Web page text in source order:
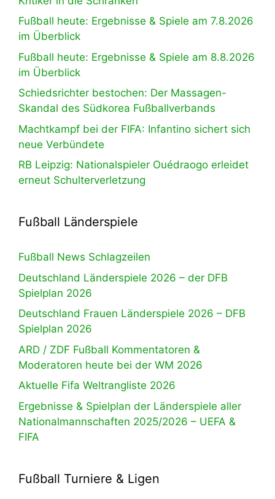
Fußball heute: Ergebnisse & Spiele am 7.8.2026
im Überblick
Fußball heute: Ergebnisse & Spiele am 8.8.2026
im Überblick
Schiedsrichter bestochen: Der Massagen-
Skandal des Südkorea Fußballverbands
Machtkampf bei der FIFA: Infantino sichert sich
neue Verbündete
RB Leipzig: Nationalspieler Ouédraogo erleidet
erneut Schulterverletzung
Fußball Länderspiele
Fußball News Schlagzeilen
Deutschland Länderspiele 2026 – der DFB
Spielplan 2026
Deutschland Frauen Länderspiele 2026 – DFB
Spielplan 2026
ARD / ZDF Fußball Kommentatoren &
Moderatoren heute bei der WM 2026
Aktuelle Fifa Weltrangliste 2026
Ergebnisse & Spielplan der Länderspiele aller
Nationalmannschaften 2025/2026 – UEFA &
FIFA
Fußball Turniere & Ligen